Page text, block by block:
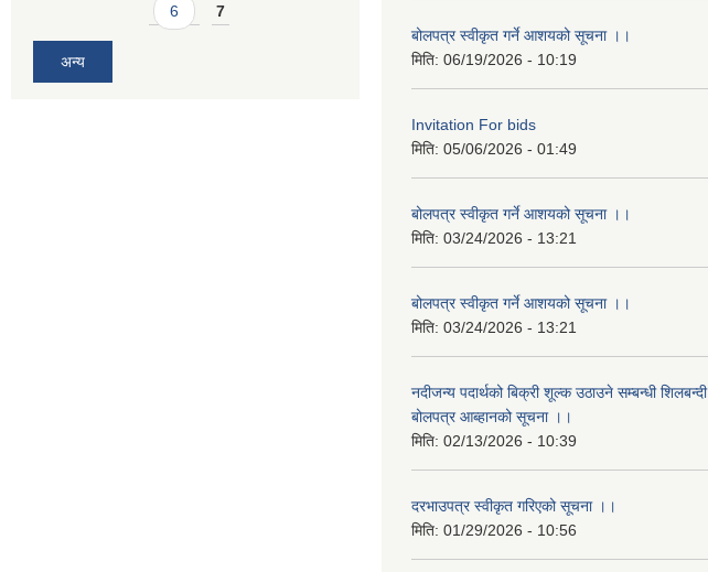
6 7
अन्य
बोलपत्र स्वीकृत गर्ने आशयको सूचना ।।
मिति: 06/19/2026 - 10:19
Invitation For bids
मिति: 05/06/2026 - 01:49
बोलपत्र स्वीकृत गर्ने आशयको सूचना ।।
मिति: 03/24/2026 - 13:21
बोलपत्र स्वीकृत गर्ने आशयको सूचना ।।
मिति: 03/24/2026 - 13:21
नदीजन्य पदार्थको बिक्री शूल्क उठाउने सम्बन्धी शिलबन्दी
बोलपत्र आब्हानको सूचना ।।
मिति: 02/13/2026 - 10:39
दरभाउपत्र स्वीकृत गरिएको सूचना ।।
मिति: 01/29/2026 - 10:56